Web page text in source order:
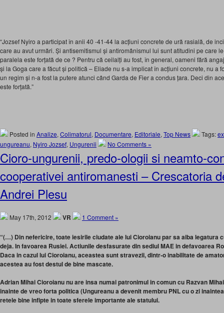
“Jozsef Nyiro a participat în anii 40 -41-44 la acțiuni concrete de ură rasială, de
care au avut urmări. Și antisemitismul și antiromânismul lui sunt atitudini pe care
paralela este forțată de ce ? Pentru că ceilalți au fost, în general, oameni fără
și la Goga care a făcut și politică – Eliade nu s-a implicat în acțiuni concrete, nu a
un regim și n-a fost la putere atunci când Garda de Fier a condus țara. Deci din
este forțată.”
Posted in Analize, Colimatorul, Documentare, Editoriale, Top News Tags:
ungureanu, Nyiro Jozsef, Ungurenii No Comments »
Cioro-ungurenii, predo-ologii si neamto-
cooperativei antiromanesti – Crescatoria
Andrei Plesu
May 17th, 2012 VR 1 Comment »
“(…) Din nefericire, toate iesirile ciudate ale lui Cioroianu par sa aiba legatura
deja. In favoarea Rusiei. Actiunile desfasurate din sediul MAE in defavoarea
Daca in cazul lui Cioroianu, aceastea sunt stravezii, dintr-o inabilitate de
acestea au fost destul de bine mascate.
Adrian Mihai Cioroianu nu are insa numai patronimul in comun cu Razvan
inainte de vreo forta politica (Ungureanu a devenit membru PNL cu o zi
retele bine infipte in toate sferele importante ale statului.